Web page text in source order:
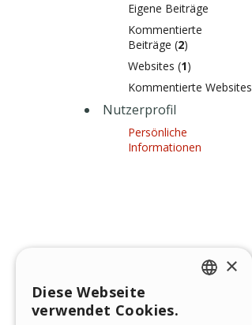
Eigene Beiträge
Kommentierte
Beiträge (2)
Websites (1)
Kommentierte Websites
Nutzerprofil
Persönliche
Informationen
×
Diese Webseite
verwendet Cookies.